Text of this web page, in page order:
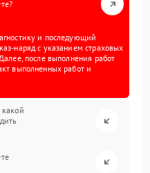
и последующий
наряд с указанием страховых
после выполнения работ
выполненных работ и